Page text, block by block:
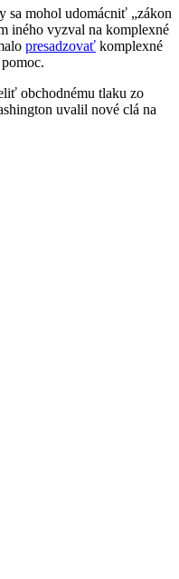
sa mohol udomácniť „zákon
iného vyzval na komplexné
presadzovať komplexné
obchodnému tlaku zo
uvalil nové clá na